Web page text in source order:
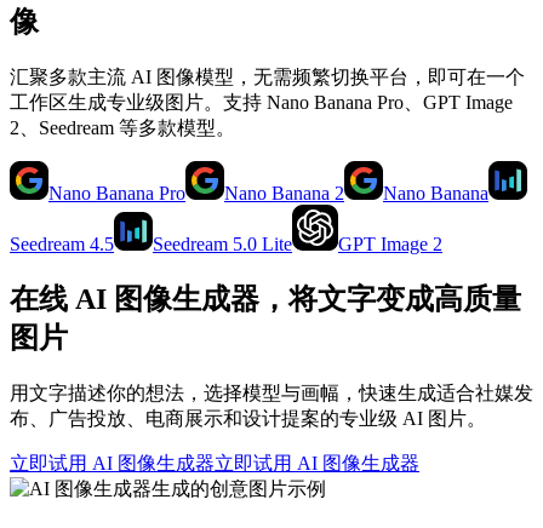
像
汇聚多款主流 AI 图像模型，无需频繁切换平台，即可在一个
工作区生成专业级图片。支持 Nano Banana Pro、GPT Image
2、Seedream 等多款模型。
Nano Banana Pro Nano Banana 2 Nano Banana
Seedream 4.5 Seedream 5.0 Lite GPT Image 2
在线 AI 图像生成器，将文字变成高质量
图片
用文字描述你的想法，选择模型与画幅，快速生成适合社媒发
布、广告投放、电商展示和设计提案的专业级 AI 图片。
立即试用 AI 图像生成器立即试用 AI 图像生成器